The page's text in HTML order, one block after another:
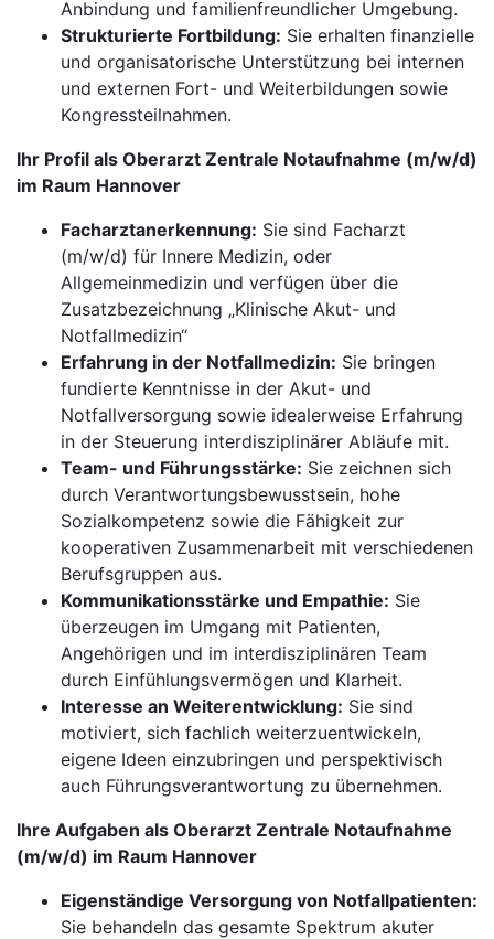
Anbindung und familienfreundlicher Umgebung.
Strukturierte Fortbildung: Sie erhalten finanzielle
und organisatorische Unterstützung bei internen
und externen Fort- und Weiterbildungen sowie
Kongressteilnahmen.
Ihr Profil als Oberarzt Zentrale Notaufnahme (m/w/d)
im Raum Hannover
Facharztanerkennung: Sie sind Facharzt
(m/w/d) für Innere Medizin, oder
Allgemeinmedizin und verfügen über die
Zusatzbezeichnung „Klinische Akut- und
Notfallmedizin“
Erfahrung in der Notfallmedizin: Sie bringen
fundierte Kenntnisse in der Akut- und
Notfallversorgung sowie idealerweise Erfahrung
in der Steuerung interdisziplinärer Abläufe mit.
Team- und Führungsstärke: Sie zeichnen sich
durch Verantwortungsbewusstsein, hohe
Sozialkompetenz sowie die Fähigkeit zur
kooperativen Zusammenarbeit mit verschiedenen
Berufsgruppen aus.
Kommunikationsstärke und Empathie: Sie
überzeugen im Umgang mit Patienten,
Angehörigen und im interdisziplinären Team
durch Einfühlungsvermögen und Klarheit.
Interesse an Weiterentwicklung: Sie sind
motiviert, sich fachlich weiterzuentwickeln,
eigene Ideen einzubringen und perspektivisch
auch Führungsverantwortung zu übernehmen.
Ihre Aufgaben als Oberarzt Zentrale Notaufnahme
(m/w/d) im Raum Hannover
Eigenständige Versorgung von Notfallpatienten:
Sie behandeln das gesamte Spektrum akuter